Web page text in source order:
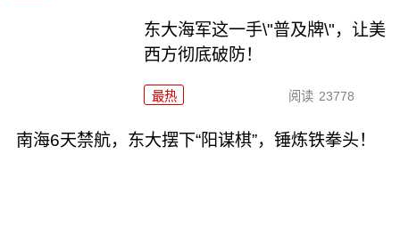
东大海军这一手\"普及牌\"，让美
西方彻底破防！
最热 阅读 23778
南海6天禁航，东大摆下“阳谋棋”，锤炼铁拳头！